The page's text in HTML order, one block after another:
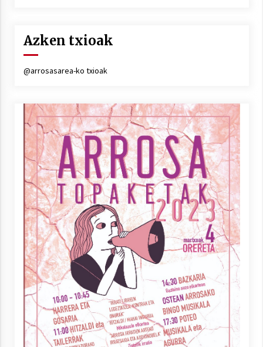
Arrosaren 20 urteez
Hala Bedi irratiko Hizpidea saioan
Arrosaren 20 urteez
2021/07/03
Zebrabidearen denboraldi amaiera
EHZtik
2021/07/01
Arrosaren laburpen bideoa Hamaika
Azken txioak
@arrosasarea-ko txioak